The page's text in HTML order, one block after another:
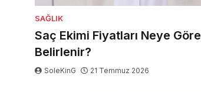
SAĞLIK
Saç Ekimi Fiyatları Neye Göre
Belirlenir?
SoleKinG 21 Temmuz 2026